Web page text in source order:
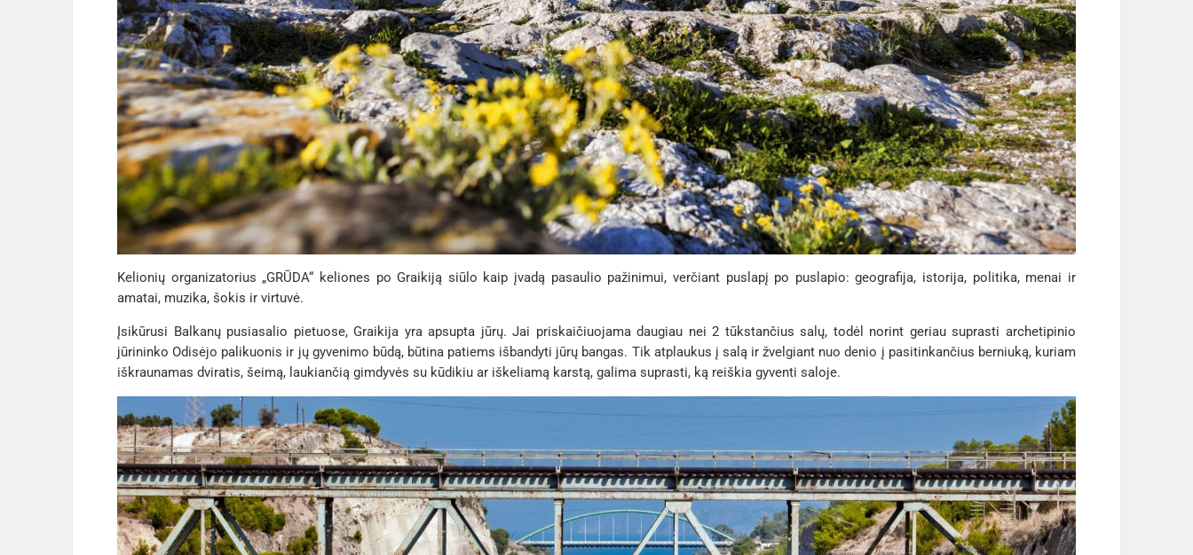
Kelionių organizatorius „GRŪDA“ keliones po Graikiją siūlo kaip įvadą pasaulio pažinimui, verčiant puslapį po puslapio: geografija, istorija, politika, menai ir
amatai, muzika, šokis ir virtuvė.
Įsikūrusi Balkanų pusiasalio pietuose, Graikija yra apsupta jūrų. Jai priskaičiuojama daugiau nei 2 tūkstančius salų, todėl norint geriau suprasti archetipinio
jūrininko Odisėjo palikuonis ir jų gyvenimo būdą, būtina patiems išbandyti jūrų bangas. Tik atplaukus į salą ir žvelgiant nuo denio į pasitinkančius berniuką, kuriam
iškraunamas dviratis, šeimą, laukiančią gimdyvės su kūdikiu ar iškeliamą karstą, galima suprasti, ką reiškia gyventi saloje.